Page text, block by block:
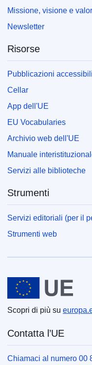
Missione, visione e
Newsletter
Risorse
Pubblicazioni accessibili
Cellar
App dell'UE
EU Vocabularies
Archivio web dell'UE
Manuale
Servizi alle biblioteche
Strumenti
Servizi editoriali (per il
Strumenti web
Unione europea
Scopri di più su
Contatta l’UE
Chiamaci al numero 00